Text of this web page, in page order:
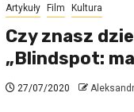
Artykuły Film Kultura
Czy znasz
„Blindspot:
27/07/2020